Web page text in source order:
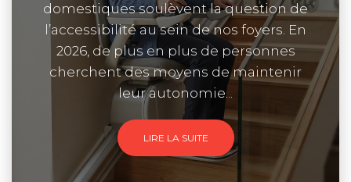
domestiques soulèvent la question de
l’accessibilité au sein de nos foyers. En
2026, de plus en plus de personnes
cherchent des moyens de maintenir
leur autonomie...
LIRE LA SUITE